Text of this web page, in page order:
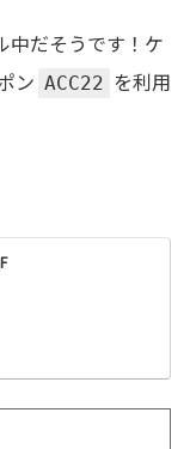
中だそうです！ケ
ン ACC22 を利用